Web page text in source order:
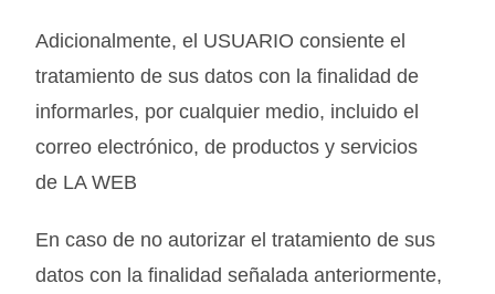
Adicionalmente, el USUARIO consiente el
tratamiento de sus datos con la finalidad de
informarles, por cualquier medio, incluido el
correo electrónico, de productos y servicios
de LA WEB
En caso de no autorizar el tratamiento de sus
datos con la finalidad señalada anteriormente,